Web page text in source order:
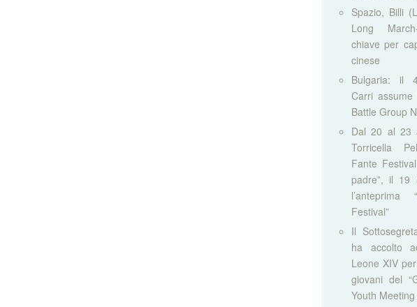
Spazio, Billi
Long
chiave per
cinese
Bulgaria: il
Carri
Battle Group
Dal 20 al 23
Torricella
Fante
padre”, il 19
l’anteprima
Festival”
Il
ha accolto
Leone XIV
giovani del
Youth Meeting